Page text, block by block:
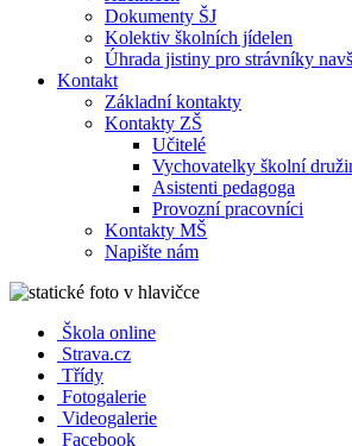
Dokumenty ŠJ
Kolektiv školních jídelen
Úhrada jistiny pro strávníky
Kontakt
Základní kontakty
Kontakty ZŠ
Učitelé
Vychovatelky školní
Asistenti pedagoga
Provozní pracovníci
Kontakty MŠ
Napište nám
Škola online
Strava.cz
Třídy
Fotogalerie
Videogalerie
Facebook